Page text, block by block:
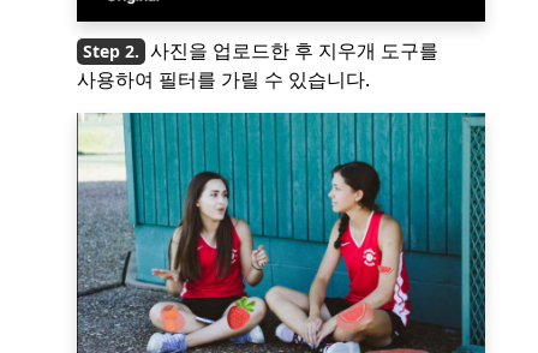
사진을 업로드한 후 지우개 도구를
사용하여 필터를 가릴 수 있습니다.